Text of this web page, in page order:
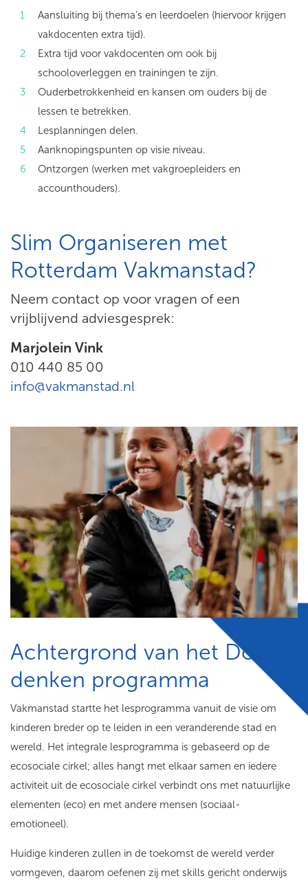
Aansluiting bij thema’s en leerdoelen (hiervoor krijgen
vakdocenten extra tijd).
Extra tijd voor vakdocenten om ook bij
schooloverleggen en trainingen te zijn.
Ouderbetrokkenheid en kansen om ouders bij de
lessen te betrekken.
Lesplanningen delen.
Aanknopingspunten op visie niveau.
Ontzorgen (werken met vakgroepleiders en
accounthouders).
Slim Organiseren met
Rotterdam Vakmanstad?
Neem contact op voor vragen of een
vrijblijvend adviesgesprek:
Marjolein Vink
010 440 85 00
info@vakmanstad.nl
Achtergrond van het Doen-
denken programma
Vakmanstad startte het lesprogramma vanuit de visie om
kinderen breder op te leiden in een veranderende stad en
wereld. Het integrale lesprogramma is gebaseerd op de
ecosociale cirkel; alles hangt met elkaar samen en iedere
activiteit uit de ecosociale cirkel verbindt ons met natuurlijke
elementen (eco) en met andere mensen (sociaal-
emotioneel).
Huidige kinderen zullen in de toekomst de wereld verder
vormgeven, daarom oefenen zij met skills gericht onderwijs